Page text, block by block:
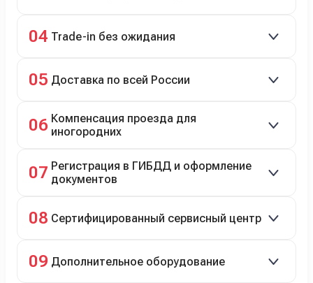
04 Trade-in без ожидания
05 Доставка по всей России
06 Компенсация проезда для
иногородних
07 Регистрация в ГИБДД и оформление
документов
08 Сертифицированный сервисный центр
технический ремонт.
09 Дополнительное оборудование